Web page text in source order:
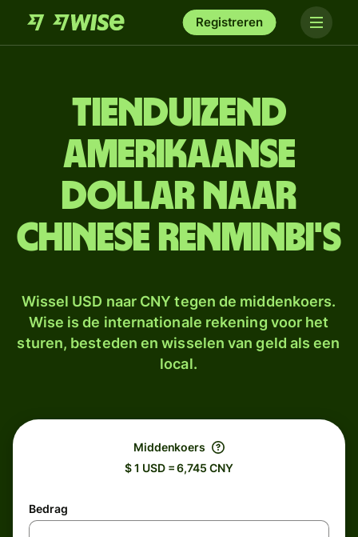
Registreren
tien­duizend
Amerikaanse
dollar naar
Chinese renminbi's
Wissel USD naar CNY tegen de middenkoers.
Wise is de internationale rekening voor het
sturen, besteden en wisselen van geld als een
local.
Middenkoers
$ 1 USD = 6,745 CNY
Bedrag